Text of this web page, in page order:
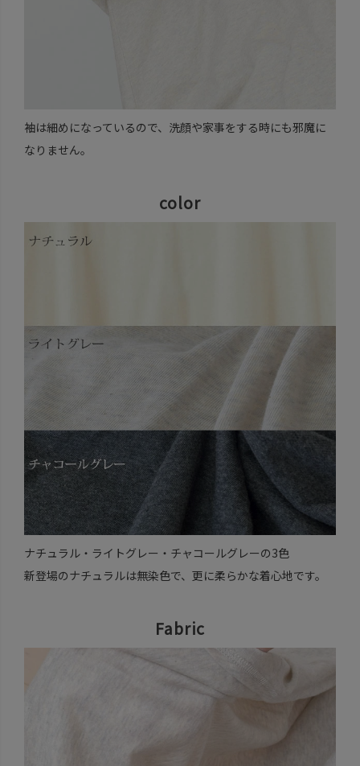
袖は細めになっているので、洗顔や家事をする時にも邪魔に
なりません。
color
ナチュラル・ライトグレー・チャコールグレーの3色
新登場のナチュラルは無染色で、更に柔らかな着心地です。
Fabric